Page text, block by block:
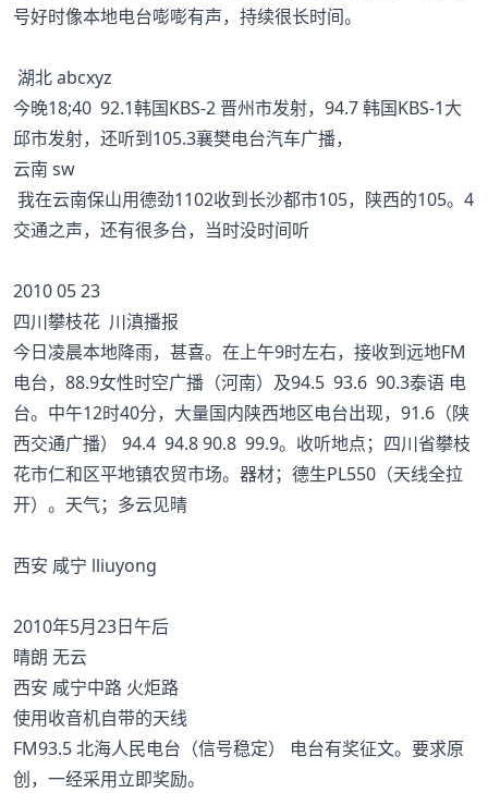
号好时像本地电台嘭嘭有声，持续很长时间。
湖北 abcxyz
今晚18;40 92.1韩国KBS-2 晋州市发射，94.7 韩国KBS-1大
邱市发射，还听到105.3襄樊电台汽车广播，
云南 sw
我在云南保山用德劲1102收到长沙都市105，陕西的105。4
交通之声，还有很多台，当时没时间听
2010 05 23
四川攀枝花 川滇播报
今日凌晨本地降雨，甚喜。在上午9时左右，接收到远地FM
电台，88.9女性时空广播（河南）及94.5 93.6 90.3泰语 电
台。中午12时40分，大量国内陕西地区电台出现，91.6（陕
西交通广播） 94.4 94.8 90.8 99.9。收听地点；四川省攀枝
花市仁和区平地镇农贸市场。器材；德生PL550（天线全拉
开）。天气；多云见晴
西安 咸宁 lliuyong
2010年5月23日午后
晴朗 无云
西安 咸宁中路 火炬路
使用收音机自带的天线
FM93.5 北海人民电台（信号稳定） 电台有奖征文。要求原
创，一经采用立即奖励。